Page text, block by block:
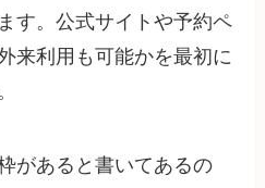
す。公式サイトや予約ペ
来利用も可能かを最初に
があると書いてあるの